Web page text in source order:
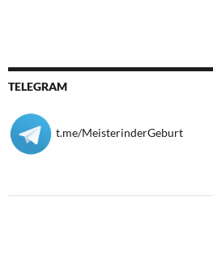
TELEGRAM
t.me/MeisterinderGeburt